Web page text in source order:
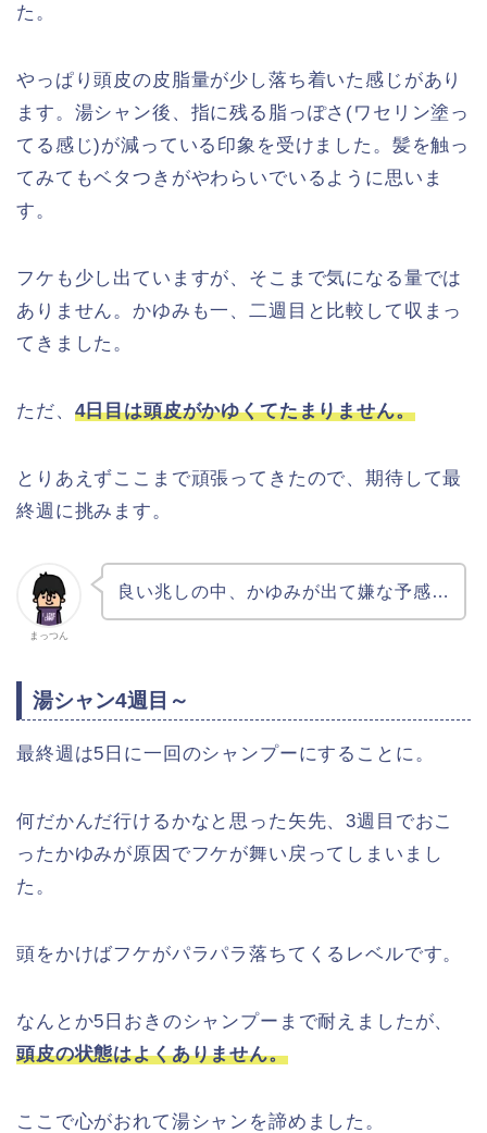
た。
やっぱり頭皮の皮脂量が少し落ち着いた感じがあり
ます。湯シャン後、指に残る脂っぽさ(ワセリン塗っ
てる感じ)が減っている印象を受けました。髪を触っ
てみてもベタつきがやわらいでいるように思いま
す。
フケも少し出ていますが、そこまで気になる量では
ありません。かゆみも一、二週目と比較して収まっ
てきました。
ただ、 4日目は頭皮がかゆくてたまりません。
とりあえずここまで頑張ってきたので、期待して最
終週に挑みます。
まっつん
良い兆しの中、かゆみが出て嫌な予感…
湯シャン4週目～
最終週は5日に一回のシャンプーにすることに。
何だかんだ行けるかなと思った矢先、3週目でおこ
ったかゆみが原因でフケが舞い戻ってしまいまし
た。
頭をかけばフケがパラパラ落ちてくるレベルです。
なんとか5日おきのシャンプーまで耐えましたが、
頭皮の状態はよくありません。
ここで心がおれて湯シャンを諦めました。